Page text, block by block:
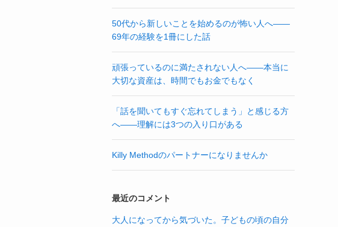
50代から新しいことを始めるのが怖い人へ——
69年の経験を1冊にした話
頑張っているのに満たされない人へ——本当に
大切な資産は、時間でもお金でもなく
「話を聞いてもすぐ忘れてしまう」と感じる方
へ——理解には3つの入り口がある
Killy Methodのパートナーになりませんか
最近のコメント
大人になってから気づいた。子どもの頃の自分